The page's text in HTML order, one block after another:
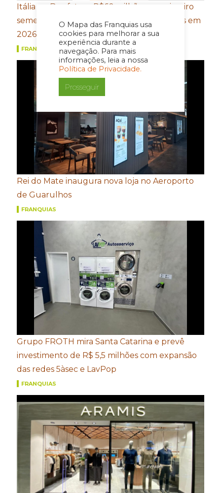
O Mapa das Franquias usa
cookies para melhorar a sua
experiência durante a
navegação. Para mais
informações, leia a nossa
Política de Privacidade.
Prosseguir
Itália no Box fatura R$60 milhões no primeiro
semestre e projeta chegar a R$120 milhões em
2026
FRANQUIAS
Rei do Mate inaugura nova loja no Aeroporto
de Guarulhos
FRANQUIAS
Grupo FROTH mira Santa Catarina e prevê
investimento de R$ 5,5 milhões com expansão
das redes 5àsec e LavPop
FRANQUIAS